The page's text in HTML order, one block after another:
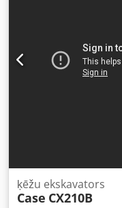
spiediena regulēšana
Elektropiedziņa
cieto vāku grāmatu
ķēžu ekskavators
Case CX210B